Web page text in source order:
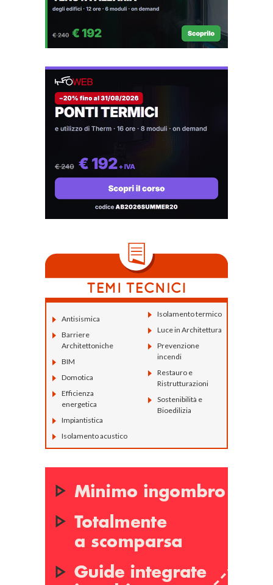
Antisismica
Barriere
Architettoniche
BIM
Domotica
Efficienza
energetica
Impiantistica
Isolamento acustico
Isolamento termico
Luce in Architettura
Prevenzione
incendi
Restauro e
Ristrutturazioni
Sostenibilità e
Bioedilizia